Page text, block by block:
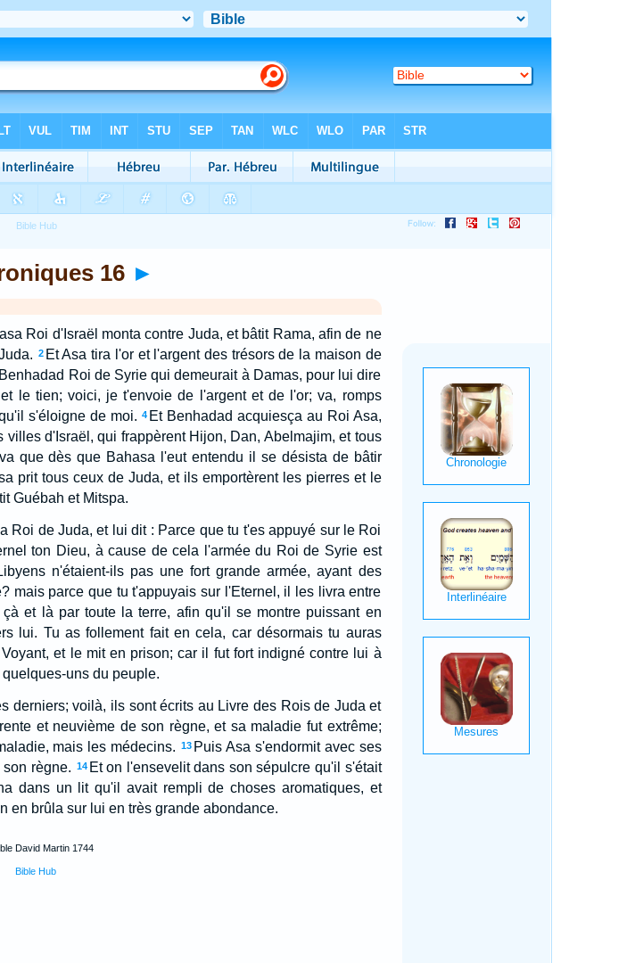
16 ►
Roi d'Israël monta contre Juda, et bâtit Rama, afin de ne
2 Et Asa tira l'or et l'argent des trésors de la maison de
Roi de Syrie qui demeurait à Damas, pour lui dire
le tien; voici, je t'envoie de l'argent et de l'or; va, romps
s'éloigne de moi. 4 Et Benhadad acquiesça au Roi Asa,
d'Israël, qui frappèrent Hijon, Dan, Abelmajim, et tous
que dès que Bahasa l'eut entendu il se désista de bâtir
prit tous ceux de Juda, et ils emportèrent les pierres et le
Guébah et Mitspa.
Roi de Juda, et lui dit : Parce que tu t'es appuyé sur le Roi
ton Dieu, à cause de cela l'armée du Roi de Syrie est
n'étaient-ils pas une fort grande armée, ayant des
mais parce que tu t'appuyais sur l'Eternel, il les livra entre
et là par toute la terre, afin qu'il se montre puissant en
lui. Tu as follement fait en cela, car désormais tu auras
et le mit en prison; car il fut fort indigné contre lui à
uns du peuple.
derniers; voilà, ils sont écrits au Livre des Rois de Juda et
et neuvième de son règne, et sa maladie fut extrême;
mais les médecins. 13 Puis Asa s'endormit avec ses
règne. 14 Et on l'ensevelit dans son sépulcre qu'il s'était
dans un lit qu'il avait rempli de choses aromatiques, et
en brûla sur lui en très grande abondance.
David Martin 1744
Bible Hub